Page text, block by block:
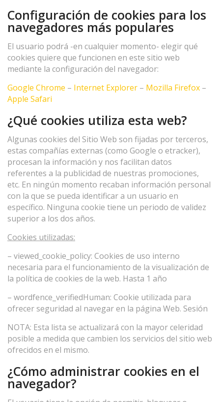
Configuración de cookies para los
navegadores más populares
El usuario podrá -en cualquier momento- elegir qué
cookies quiere que funcionen en este sitio web
mediante la configuración del navegador:
Google Chrome – Internet Explorer – Mozilla Firefox –
Apple Safari
¿Qué cookies utiliza esta web?
Algunas cookies del Sitio Web son fijadas por terceros,
estas compañías externas (como Google o etracker),
procesan la información y nos facilitan datos
referentes a la publicidad de nuestras promociones,
etc. En ningún momento recaban información personal
con la que se pueda identificar a un usuario en
específico. Ninguna cookie tiene un periodo de validez
superior a los dos años.
Cookies utilizadas:
– viewed_cookie_policy: Cookies de uso interno
necesaria para el funcionamiento de la visualización de
la política de cookies de la web. Hasta 1 año
– wordfence_verifiedHuman: Cookie utilizada para
ofrecer seguridad al navegar en la página Web. Sesión
NOTA: Esta lista se actualizará con la mayor celeridad
posible a medida que cambien los servicios del sitio web
ofrecidos en el mismo.
¿Cómo administrar cookies en el
navegador?